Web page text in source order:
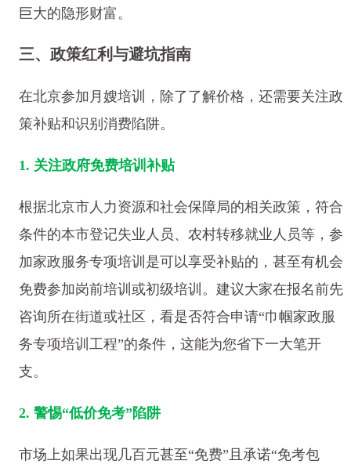
巨大的隐形财富。
三、政策红利与避坑指南
在北京参加月嫂培训，除了了解价格，还需要关注政
策补贴和识别消费陷阱。
1. 关注政府免费培训补贴
根据北京市人力资源和社会保障局的相关政策，符合
条件的本市登记失业人员、农村转移就业人员等，参
加家政服务专项培训是可以享受补贴的，甚至有机会
免费参加岗前培训或初级培训。建议大家在报名前先
咨询所在街道或社区，看是否符合申请“巾帼家政服
务专项培训工程”的条件，这能为您省下一大笔开
支。
2. 警惕“低价免考”陷阱
市场上如果出现几百元甚至“免费”且承诺“免考包